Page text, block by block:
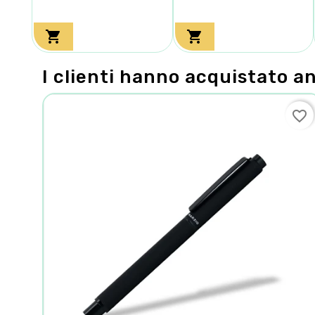
 
I clienti hanno acquistato
favorite_border